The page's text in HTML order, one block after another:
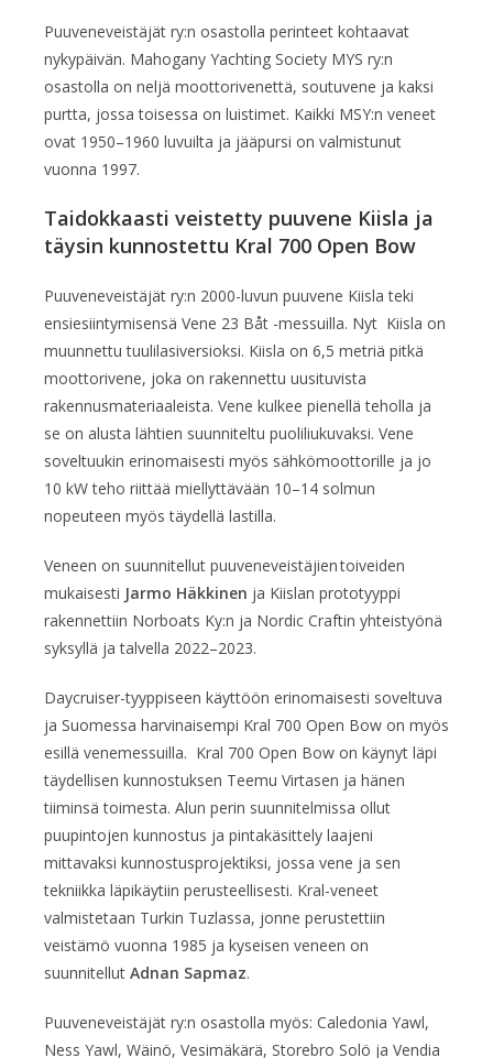
Puuveneveistäjät ry:n osastolla perinteet kohtaavat
nykypäivän. Mahogany Yachting Society MYS ry:n
osastolla on neljä moottorivenettä, soutuvene ja kaksi
purtta, jossa toisessa on luistimet. Kaikki MSY:n veneet
ovat 1950–1960 luvuilta ja jääpursi on valmistunut
vuonna 1997.
Taidokkaasti veistetty puuvene Kiisla ja
täysin kunnostettu Kral 700 Open Bow
Puuveneveistäjät ry:n 2000-luvun puuvene Kiisla teki
ensiesiintymisensä Vene 23 Båt -messuilla. Nyt Kiisla on
muunnettu tuulilasiversioksi. Kiisla on 6,5 metriä pitkä
moottorivene, joka on rakennettu uusituvista
rakennusmateriaaleista. Vene kulkee pienellä teholla ja
se on alusta lähtien suunniteltu puoliliukuvaksi. Vene
soveltuukin erinomaisesti myös sähkömoottorille ja jo
10 kW teho riittää miellyttävään 10–14 solmun
nopeuteen myös täydellä lastilla.
Veneen on suunnitellut puuveneveistäjien toiveiden
mukaisesti Jarmo Häkkinen ja Kiislan prototyyppi
rakennettiin Norboats Ky:n ja Nordic Craftin yhteistyönä
syksyllä ja talvella 2022–2023.
Daycruiser-tyyppiseen käyttöön erinomaisesti soveltuva
ja Suomessa harvinaisempi Kral 700 Open Bow on myös
esillä venemessuilla. Kral 700 Open Bow on käynyt läpi
täydellisen kunnostuksen Teemu Virtasen ja hänen
tiiminsä toimesta. Alun perin suunnitelmissa ollut
puupintojen kunnostus ja pintakäsittely laajeni
mittavaksi kunnostusprojektiksi, jossa vene ja sen
tekniikka läpikäytiin perusteellisesti. Kral-veneet
valmistetaan Turkin Tuzlassa, jonne perustettiin
veistämö vuonna 1985 ja kyseisen veneen on
suunnitellut Adnan Sapmaz.
Puuveneveistäjät ry:n osastolla myös: Caledonia Yawl,
Ness Yawl, Wäinö, Vesimäkärä, Storebro Solö ja Vendia